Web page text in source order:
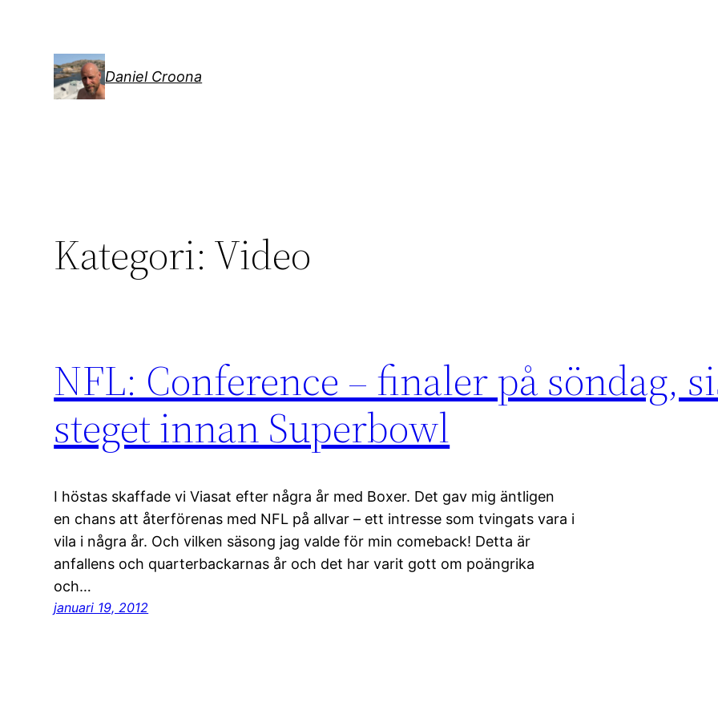
Daniel Croona
Kategori: Video
NFL: Conference – finaler på söndag,
steget innan Superbowl
I höstas skaffade vi Viasat efter några år med Boxer. Det gav mig äntligen
en chans att återförenas med NFL på allvar – ett intresse som tvingats vara i
vila i några år. Och vilken säsong jag valde för min comeback! Detta är
anfallens och quarterbackarnas år och det har varit gott om poängrika
och…
januari 19, 2012